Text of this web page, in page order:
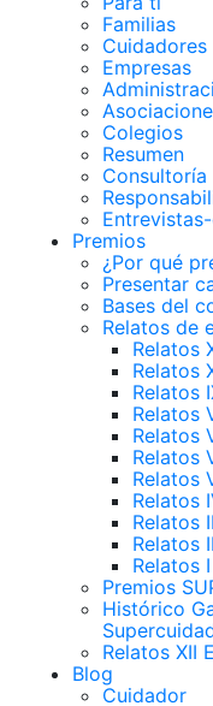
Familias
Cuidadores
Empresas
Colegios
Resumen
Consultoría
Premios
¿Por qué
Presentar
Bases del
Relatos de
Relatos
Relatos
Relatos
Relatos
Relatos
Relatos
Relatos
Relatos
Relatos
Relatos
Relatos
Premios
Histórico
Relatos XII
Blog
Cuidador